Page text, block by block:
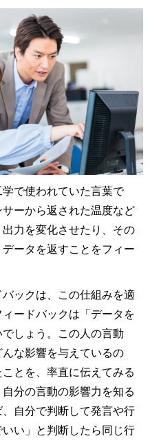
で使われていた言葉で
ーから返された温度など
力を変化させたり、その
ータを返すことをフィー
ックは、この仕組みを適
ードバックは「データを
しょう。この人の言動
な影響を与えているの
とを、率直に伝えてみる
分の言動の影響力を知る
自分で判断して発言や行
い」と判断したら同じ行